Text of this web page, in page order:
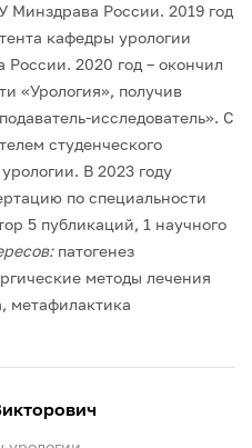
Минздрава России. 2019 год
кафедры урологии
России. 2020 год – окончил
«Урология», получив
исследователь». С
студенческого
В 2023 году
по специальности
5 публикаций, 1 научного
патогенез
методы лечения
метафилактика